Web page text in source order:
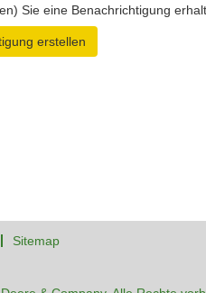
Sie eine Benachrichtigung
erstellen
Sitemap